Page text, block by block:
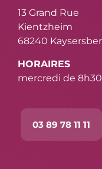
13 Grand Rue
Kientzheim
68240
HORAIRES
mercredi de 8h30
03 89 78 11 11